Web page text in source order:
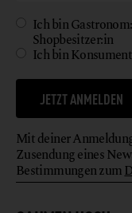
Ich bin
Shopbesitzer:in
Ich bin
JETZT ANMELDEN
Mit deiner
Zusendung eines
Bestimmungen zum